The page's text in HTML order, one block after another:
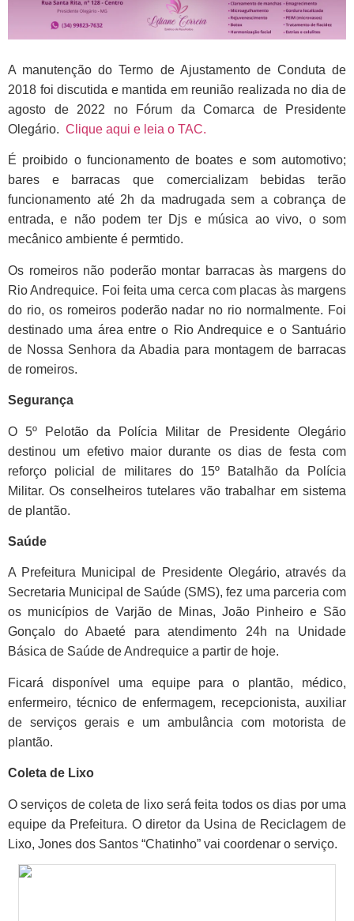
A manutenção do Termo de Ajustamento de Conduta de
2018 foi discutida e mantida em reunião realizada no dia de
agosto de 2022 no Fórum da Comarca de Presidente
Olegário. Clique aqui e leia o TAC.
É proibido o funcionamento de boates e som automotivo;
bares e barracas que comercializam bebidas terão
funcionamento até 2h da madrugada sem a cobrança de
entrada, e não podem ter Djs e música ao vivo, o som
mecânico ambiente é permtido.
Os romeiros não poderão montar barracas às margens do
Rio Andrequice. Foi feita uma cerca com placas às margens
do rio, os romeiros poderão nadar no rio normalmente. Foi
destinado uma área entre o Rio Andrequice e o Santuário
de Nossa Senhora da Abadia para montagem de barracas
de romeiros.
Segurança
O 5º Pelotão da Polícia Militar de Presidente Olegário
destinou um efetivo maior durante os dias de festa com
reforço policial de militares do 15º Batalhão da Polícia
Militar. Os conselheiros tutelares vão trabalhar em sistema
de plantão.
Saúde
A Prefeitura Municipal de Presidente Olegário, através da
Secretaria Municipal de Saúde (SMS), fez uma parceria com
os municípios de Varjão de Minas, João Pinheiro e São
Gonçalo do Abaeté para atendimento 24h na Unidade
Básica de Saúde de Andrequice a partir de hoje.
Ficará disponível uma equipe para o plantão, médico,
enfermeiro, técnico de enfermagem, recepcionista, auxiliar
de serviços gerais e um ambulância com motorista de
plantão.
Coleta de Lixo
O serviços de coleta de lixo será feita todos os dias por uma
equipe da Prefeitura. O diretor da Usina de Reciclagem de
Lixo, Jones dos Santos “Chatinho” vai coordenar o serviço.